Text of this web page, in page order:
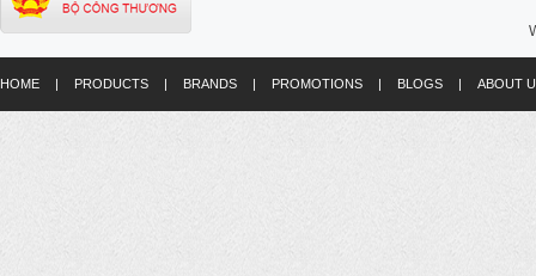
HOME | PRODUCTS | BRANDS | PROMOTIONS | BLOGS | ABOUT